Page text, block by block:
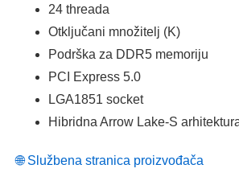
24 threada
Otključani množitelj (K)
Podrška za DDR5 memoriju
PCI Express 5.0
LGA1851 socket
Hibridna Arrow Lake-S
🌐 Službena stranica proizvođača